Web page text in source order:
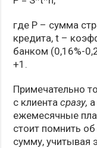
где P – сумма
кредита, t –
банком (0,16%-
+1.
Примечательно
с клиентасразу,
ежемесячные
стоит помнить
сумму, учитывая